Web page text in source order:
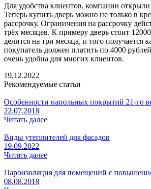
Для удобства клиентов, компании
Теперь купить дверь можно не только в
рассрочку. Ограничения на рассрочку
трёх месяцев. К примеру дверь стоит
делится на три месяца, и того получается
покупатель должен платить по 4000
очень удобна для многих клиентов.
19.12.2022
Рекомендуемые статьи
Особенности напольных покрытий 21-го
22.07.2018
Читать далее
Виды утеплителей для фасадов
19.09.2022
Читать далее
Пароизоляция для помещений с
08.08.2018